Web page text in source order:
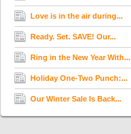
Love is in the air during...
Ready. Set. SAVE! Our...
Ring in the New Year With...
Holiday One-Two Punch:...
Our Winter Sale Is Back...